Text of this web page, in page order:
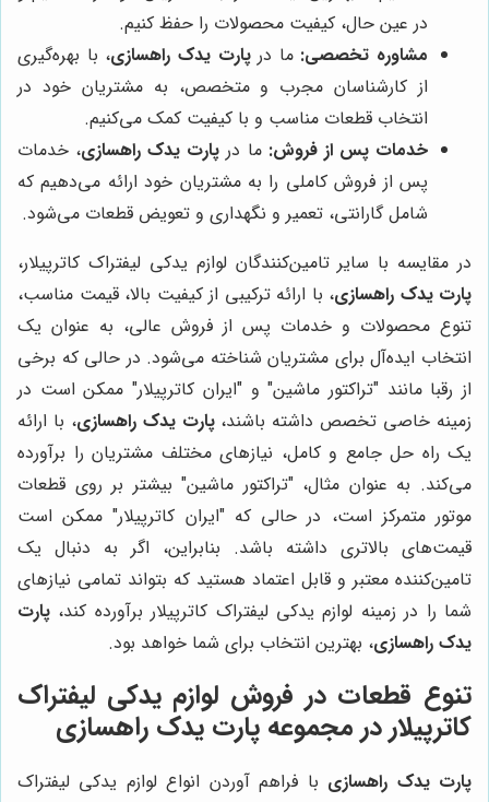
در عین حال، کیفیت محصولات را حفظ کنیم.
مشاوره تخصصی: ما درپارت یدک راهسازی، با بهره‌گیری
از کارشناسان مجرب و متخصص، به مشتریان خود در
انتخاب قطعات مناسب و با کیفیت کمک می‌کنیم.
خدمات پس از فروش: ما در پارت یدک راهسازی، خدمات
پس از فروش کاملی را به مشتریان خود ارائه می‌دهیم که
شامل گارانتی، تعمیر و نگهداری و تعویض قطعات می‌شود.
در مقایسه با سایر تامین‌کنندگان لوازم یدکی لیفتراک کاترپیلار،
پارت یدک راهسازی، با ارائه ترکیبی از کیفیت بالا، قیمت مناسب،
تنوع محصولات و خدمات پس از فروش عالی، به عنوان یک
انتخاب ایده‌آل برای مشتریان شناخته می‌شود. در حالی که برخی
از رقبا مانند "تراکتور ماشین" و "ایران کاترپیلار" ممکن است در
زمینه خاصی تخصص داشته باشند،پارت یدک راهسازی، با ارائه
یک راه حل جامع و کامل، نیازهای مختلف مشتریان را برآورده
می‌کند. به عنوان مثال، "تراکتور ماشین" بیشتر بر روی قطعات
موتور متمرکز است، در حالی که "ایران کاترپیلار" ممکن است
قیمت‌های بالاتری داشته باشد. بنابراین، اگر به دنبال یک
تامین‌کننده معتبر و قابل اعتماد هستید که بتواند تمامی نیازهای
شما را در زمینه لوازم یدکی لیفتراک کاترپیلار برآورده کند، پارت
یدک راهسازی، بهترین انتخاب برای شما خواهد بود.
تنوع قطعات در فروش لوازم یدکی لیفتراک
کاترپیلار در مجموعه پارت یدک راهسازی
پارت یدک راهسازی با فراهم آوردن انواع لوازم یدکی لیفتراک